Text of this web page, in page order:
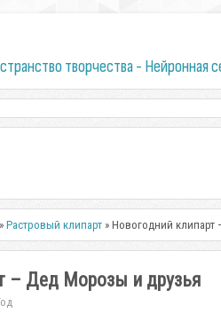
творчества - Нейронная
»Растровый клипарт » Новогодний
– Дед Морозы и друзья